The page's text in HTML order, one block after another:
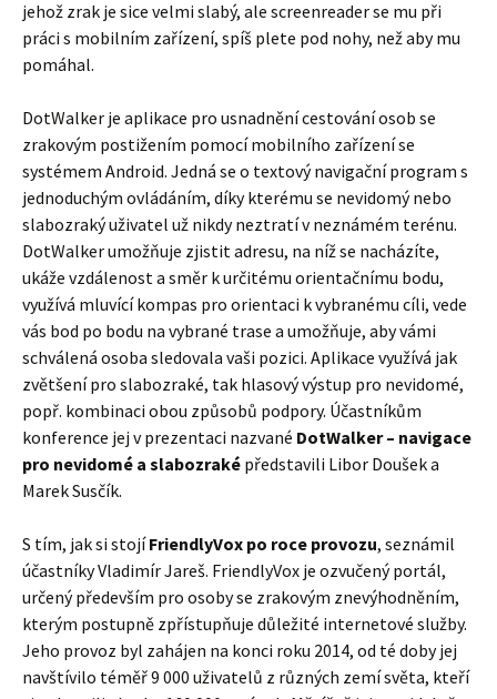
jehož zrak je sice velmi slabý, ale screenreader se mu při
práci s mobilním zařízení, spíš plete pod nohy, než aby mu
pomáhal.
DotWalker je aplikace pro usnadnění cestování osob se
zrakovým postižením pomocí mobilního zařízení se
systémem Android. Jedná se o textový navigační program s
jednoduchým ovládáním, díky kterému se nevidomý nebo
slabozraký uživatel už nikdy neztratí v neznámém terénu.
DotWalker umožňuje zjistit adresu, na níž se nacházíte,
ukáže vzdálenost a směr k určitému orientačnímu bodu,
využívá mluvící kompas pro orientaci k vybranému cíli, vede
vás bod po bodu na vybrané trase a umožňuje, aby vámi
schválená osoba sledovala vaši pozici. Aplikace využívá jak
zvětšení pro slabozraké, tak hlasový výstup pro nevidomé,
popř. kombinaci obou způsobů podpory. Účastníkům
konference jej v prezentaci nazvané DotWalker – navigace
pro nevidomé a slabozraké představili Libor Doušek a
Marek Susčík.
S tím, jak si stojíFriendlyVox po roce provozu, seznámil
účastníky Vladimír Jareš. FriendlyVox je ozvučený portál,
určený především pro osoby se zrakovým znevýhodněním,
kterým postupně zpřístupňuje důležité internetové služby.
Jeho provoz byl zahájen na konci roku 2014, od té doby jej
navštívilo téměř 9 000 uživatelů z různých zemí světa, kteří